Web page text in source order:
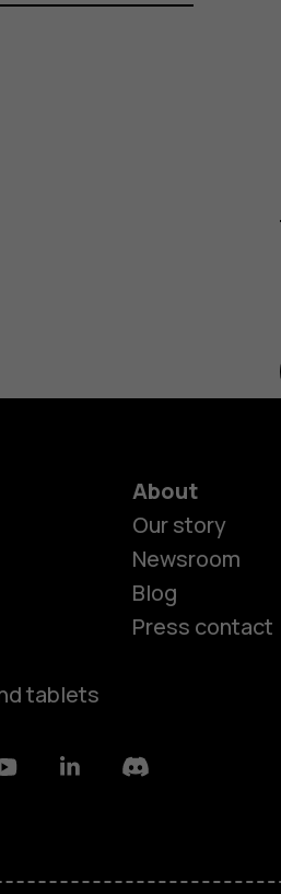
tablets
About
Our story
Newsroom
Blog
Press contact
LinkedinDiscord